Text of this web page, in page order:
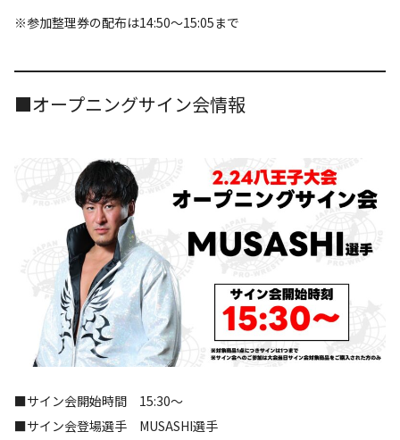
※参加整理券の配布は14:50～15:05まで
■オープニングサイン会情報
■サイン会開始時間 15:30～
■サイン会登場選手 MUSASHI選手